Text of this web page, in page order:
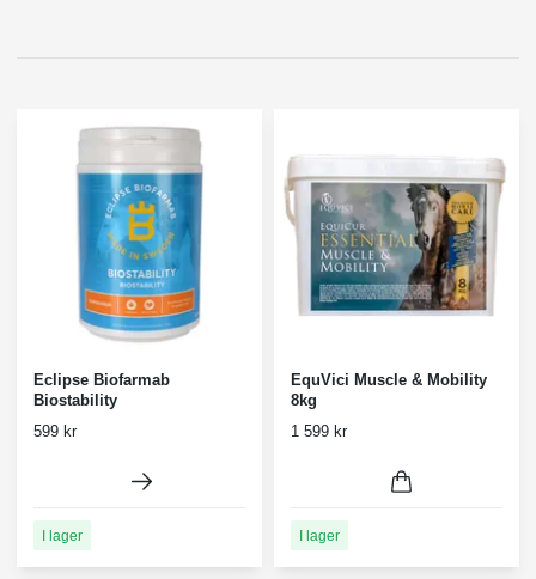
Eclipse Biofarmab
Biostability
599 kr
I lager
EquVici Muscle & Mobility
8kg
1 599 kr
I lager